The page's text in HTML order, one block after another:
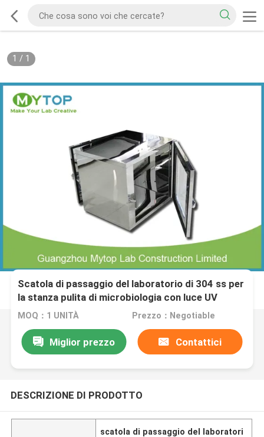
1 / 1
Scatola di passaggio del laboratorio di 304 ss per
la stanza pulita di microbiologia con luce UV
MOQ：1 UNITÀ Prezzo：Negotiable
Miglior prezzo Contattici
DESCRIZIONE DI PRODOTTO
scatola di passaggio del laboratori